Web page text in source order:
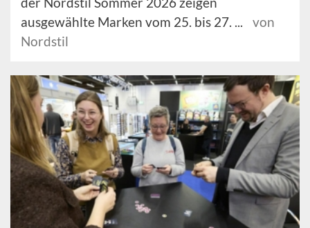
ausgewählte Marken vom 25. bis 27. ...
von
Nordstil